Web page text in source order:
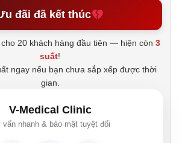
đãi đã kết thúc
20 khách hàng đầu tiên — hiện còn3
suất!
ngay nếu bạn chưa sắp xếp được thời
gian.
V-Medical Clinic
vấn nhanh & bảo mật tuyệt đối